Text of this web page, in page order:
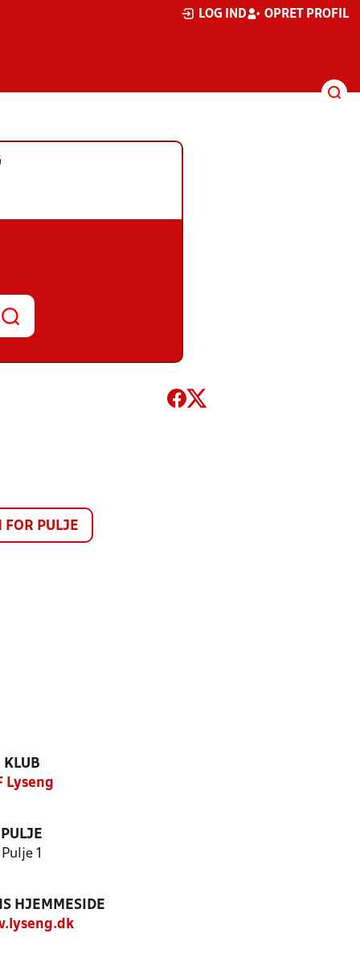
LOG IND OPRET PROFIL
PULJE
KLUB
Lyseng
PULJE
Pulje 1
HJEMMESIDE